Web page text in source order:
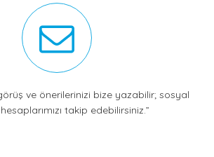
ve önerilerinizi bize yazabilir; sosyal
takip edebilirsiniz.”